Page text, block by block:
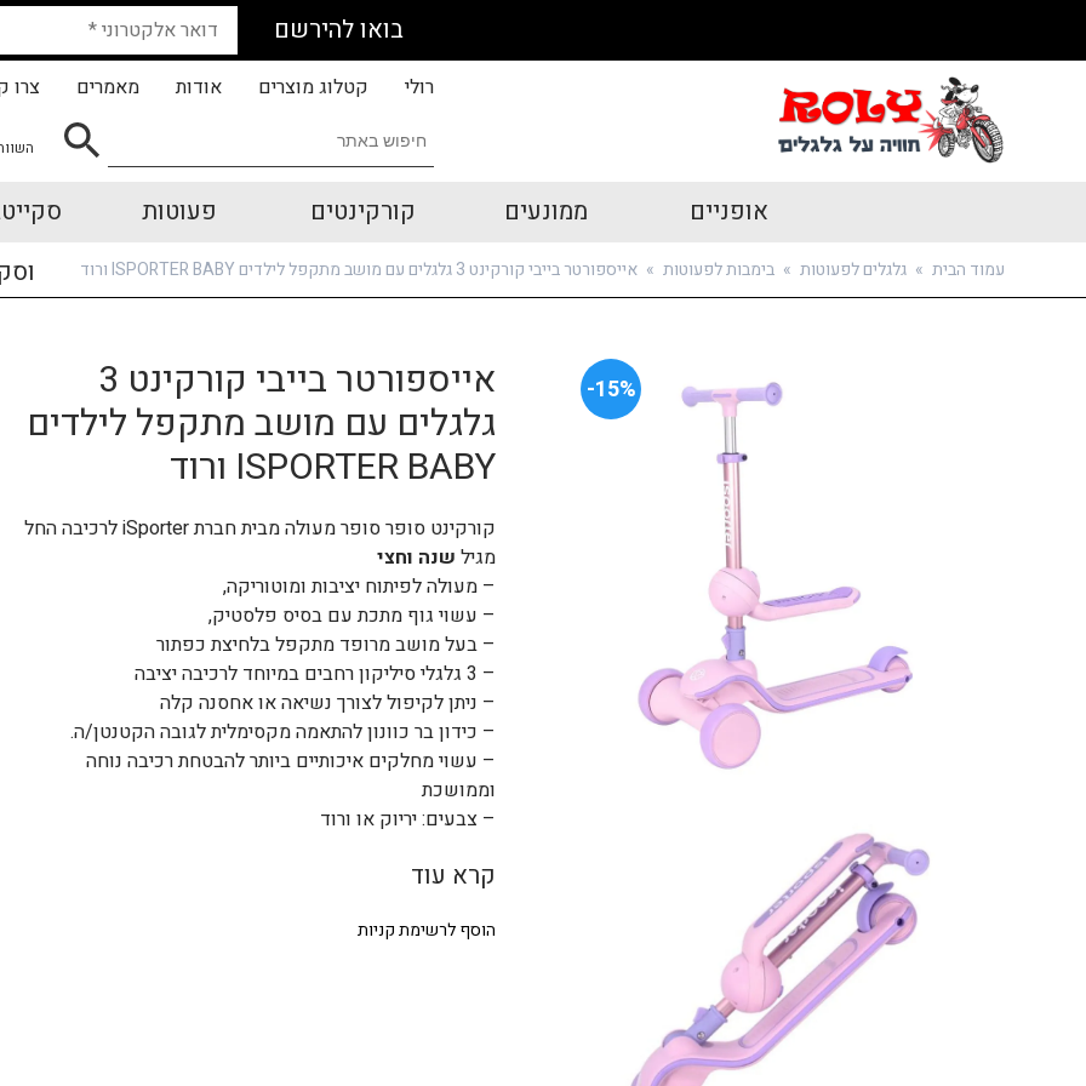
בואו להירשם
רולי קטלוג מוצרים אודות מאמרים צרו
אופניים ממונעים קורקינטים פעוטות
עמוד הבית » גלגלים לפעוטות » בימבות לפעוטות » אייספורטר בייבי קורקינט 3 גלגלים עם מושב מתקפל לילדים ISPORTER BABY ורוד
15%-
אייספורטר בייבי קורקינט 3
גלגלים עם מושב מתקפל לילדים
ISPORTER BABY ורוד
קורקינט סופר סופר מעולה מבית חברת iSporter לרכיבה החל
מגיל שנה וחצי
– מעולה לפיתוח יציבות ומוטוריקה,
– עשוי גוף מתכת עם בסיס פלסטיק,
– בעל מושב מרופד מתקפל בלחיצת כפתור
– 3 גלגלי סיליקון רחבים במיוחד לרכיבה יציבה
– ניתן לקיפול לצורך נשיאה או אחסנה קלה
– כידון בר כוונון להתאמה מקסימלית לגובה הקטנטן/ה.
– עשוי מחלקים איכותיים ביותר להבטחת רכיבה נוחה
וממושכת
– צבעים: יריוק או ורוד
קרא עוד
הוסף לרשימת קניות